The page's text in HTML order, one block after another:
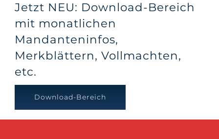
Jetzt NEU: Download-Bereich
mit monatlichen
Mandanteninfos,
Merkblättern, Vollmachten,
etc.
Download-Bereich